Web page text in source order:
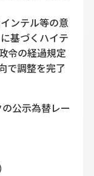
ンテル等の意
基づくハイテ
令の経過規定
で調整を完了
公示為替レー